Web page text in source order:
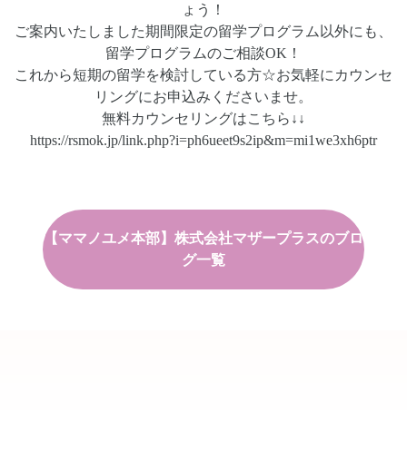
ょう！
ご案内いたしました期間限定の留学プログラム以外にも、
留学プログラムのご相談OK！
これから短期の留学を検討している方☆お気軽にカウンセ
リングにお申込みくださいませ。
無料カウンセリングはこちら↓↓
https://rsmok.jp/link.php?i=ph6ueet9s2ip&m=mi1we3xh6ptr
【ママノユメ本部】株式会社マザープラスのブロ
グ一覧